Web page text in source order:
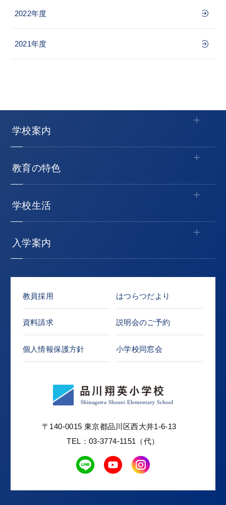
2022年度
2021年度
学校案内
教育の特色
学校生活
入学案内
教員採用 はつらつだより
資料請求 説明会のご予約
個人情報保護方針 小学校同窓会
〒140-0015 東京都品川区西大井1-6-13
TEL：03-3774-1151（代）